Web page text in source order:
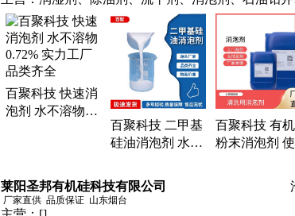
表面活性剂、润湿渗透剂
百聚科技 快速消
泡剂 水不溶物
百聚科技 二甲基
硅油消泡剂 水不
工厂 品类齐全
百聚科技 有
粉末消泡剂
头工厂 物美
莱阳圣邦有机硅科技有限公司
厂家直供 品质保证 山东烟台